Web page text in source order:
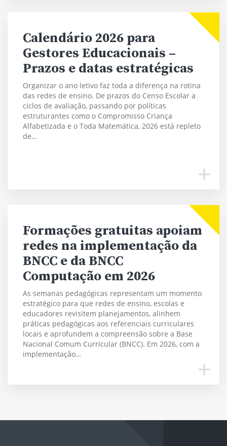
Calendário 2026 para
Gestores Educacionais –
Prazos e datas estratégicas
Organizar o ano letivo faz toda a diferença na rotina
das redes de ensino. De prazos do Censo Escolar a
ciclos de avaliação, passando por políticas
estruturantes como o Compromisso Criança
Alfabetizada e o Toda Matemática, 2026 está repleto
de…
Formações gratuitas apoiam
redes na implementação da
BNCC e da BNCC
Computação em 2026
As semanas pedagógicas representam um momento
estratégico para que redes de ensino, escolas e
educadores revisitem planejamentos, alinhem
práticas pedagógicas aos referenciais curriculares
locais e aprofundem a compreensão sobre a Base
Nacional Comum Curricular (BNCC). Em 2026, com a
implementação…